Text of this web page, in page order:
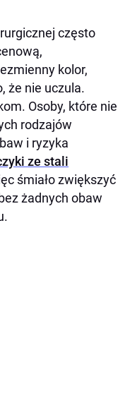
często
kolor,
że nie uczula.
Osoby, które nie
rodzajów
i ryzyka
ze stali
śmiało zwiększyć
żadnych obaw